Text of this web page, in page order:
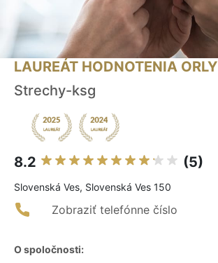
LAUREÁT HODNOTENIA ORLY
Strechy-ksg
8.2 (5)
Slovenská Ves, Slovenská Ves 150
Zobraziť telefónne číslo
O spoločnosti: